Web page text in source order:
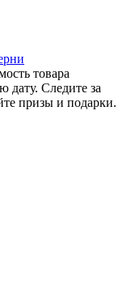
товара
дату. Следите за
призы и подарки.